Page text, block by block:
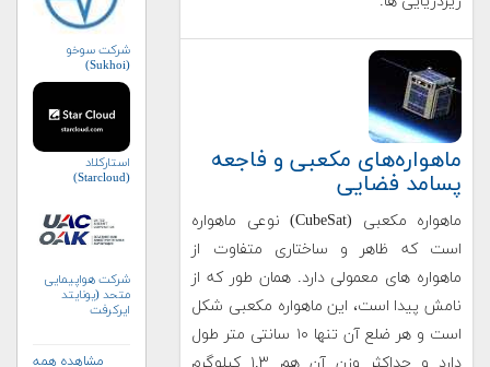
ماهواره‌های مکعبی و فاجعه
پسامد فضایی
ماهواره مکعبی (CubeSat) نوعی ماهواره
است که ظاهر و ساختاری متفاوت از
ماهواره های معمولی دارد. همان طور که از
نامش پیدا است، این ماهواره مکعبی شکل
است و هر ضلع آن تنها ۱۰ سانتی متر طول
شرکت سوخو
(Sukhoi)
استارکلاد
(Starcloud)
شرکت هواپیمایی
متحد (یونایتد
ایرکرفت
مشاهده همه